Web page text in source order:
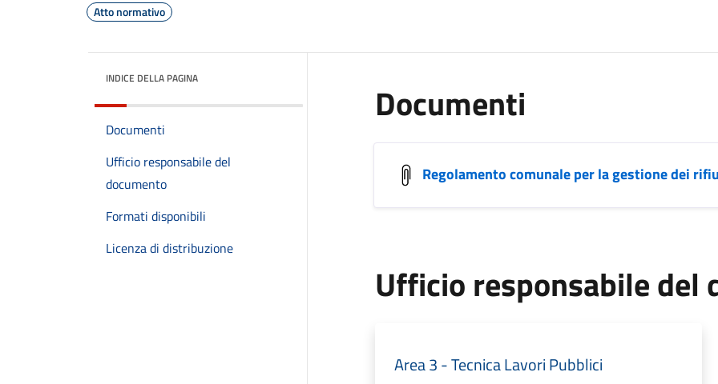
Atto normativo
INDICE DELLA PAGINA
Documenti
Ufficio responsabile del
documento
Formati disponibili
Licenza di distribuzione
Documenti
Regolamento comunale per la gestione dei
Ufficio responsabile del
Area 3 - Tecnica Lavori Pubblici